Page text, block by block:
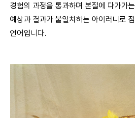
경험의 과정을 통과하며 본질에 다가가
예상과 결과가 불일치하는 아이러니로
언어입니다.